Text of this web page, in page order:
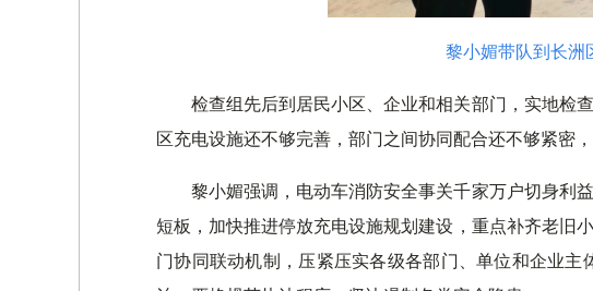
黎小媚带队到长洲
检查组先后到居民小区、企业和相关部门，实地检
区充电设施还不够完善，部门之间协同配合还不够紧密
黎小媚强调，电动车消防安全事关千家万户切身利
短板，加快推进停放充电设施规划建设，重点补齐老旧
门协同联动机制，压紧压实各级各部门、单位和企业